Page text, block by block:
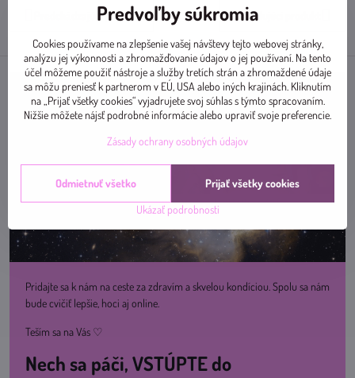
Predchádzajúci produkt Nasledujúci produkt
Pridajte sa k nám na ceste za zdravím a skvelou kondíciou. Spolu sa nám
bude cvičiť lepšie, hoci aj online.
Teším sa na Vás ♡
Nech sa páči, VSTÚPTE do
Predvoľby súkromia
Cookies používame na zlepšenie vašej návštevy tejto webovej stránky,
analýzu jej výkonnosti a zhromažďovanie údajov o jej používaní. Na tento
účel môžeme použiť nástroje a služby tretích strán a zhromaždené údaje
sa môžu preniesť k partnerom v EÚ, USA alebo iných krajinách. Kliknutím
na „Prijať všetky cookies“ vyjadrujete svoj súhlas s týmto spracovaním.
Nižšie môžete nájsť podrobné informácie alebo upraviť svoje preferencie.
Zásady ochrany osobných údajov
Ukázať podrobnosti
Prijať všetky cookies
Odmietnuť všetko